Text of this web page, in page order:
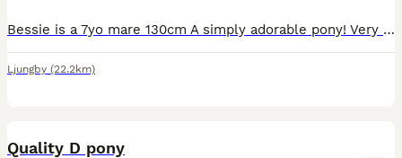
Bessie is a 7yo mare 130cm A simply adorable pony! Very cute and cuddly 🥰 Super kind, gentle pony. She is very quiet to ride and work with. Easy and straightforward in all ways. Riding well and schoo
Ljungby (22.2km)
Quality D pony